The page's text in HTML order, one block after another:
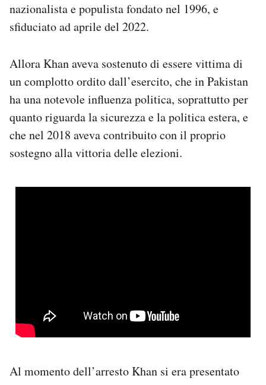
nazionalista e populista fondato nel 1996, e
sfiduciato ad aprile del 2022.
Allora Khan aveva sostenuto di essere vittima di
un complotto ordito dall’esercito, che in Pakistan
ha una notevole influenza politica, soprattutto per
quanto riguarda la sicurezza e la politica estera, e
che nel 2018 aveva contribuito con il proprio
sostegno alla vittoria delle elezioni.
Al momento dell’arresto Khan si era presentato